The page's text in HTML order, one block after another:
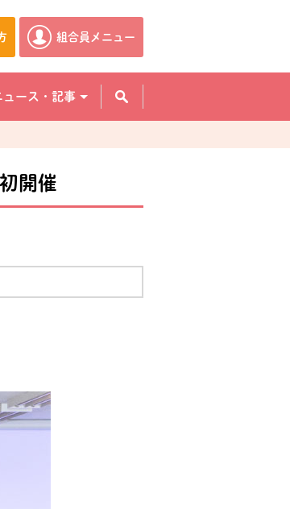
ンドウで開きます。
組合員メニュー
別のウィンドウで開きます。
ュース・記事
開催